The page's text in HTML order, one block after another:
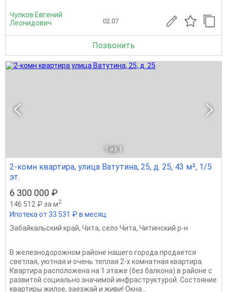
Чулков Евгений
Леонидович
02.07
Позвонить
1 из 1
2-комн квартира, улица Ватутина, 25, д. 25, 43 м², 1/5
эт.
6 300 000 ₽
146 512 ₽ за м2
Ипотека от 33 531 ₽ в месяц
Забайкальский край, Чита, село Чита, Читинский р-н
В железнодорожном районе нашего города продается
светлая, уютная и очень теплая 2-х комнатная квартира.
Квартира расположена на 1 этаже (без балкона) в районе с
развитой социально значимой инфраструктурой. Состояние
квартиры жилое, заезжай и живи! Окна...